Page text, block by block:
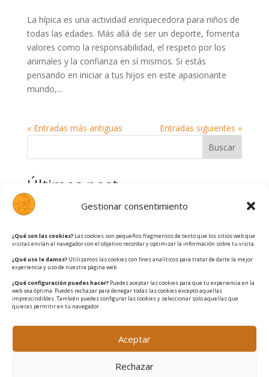
Gestionar consentimiento
¿Qué son las cookies? Las cookies son pequeños fragmentos de texto que los sitios web que
visitas envían al navegador con el objetivo recordar y optimizar la información sobre tu visita.
¿Qué uso le damos? Utilizamos las cookies con fines analíticos para tratar de darte la mejor
experiencia y uso de nuestra página web.
¿Qué configuración puedes hacer? Puedes aceptar las cookies para que tu experiencia en la
web sea óptima. Puedes rechazar para denegar todas las cookies excepto aquellas
imprescindibles. También puedes configurar las cookies y seleccionar solo aquellas que
quieras permitir en tu navegador.
Aceptar
Rechazar
La hípica es una actividad enriquecedora para niños de
todas las edades. Más allá de ser un deporte, fomenta
valores como la responsabilidad, el respeto por los
animales y la confianza en sí mismos. Si estás
pensando en iniciar a tus hijos en este apasionante
mundo,...
« Entradas más antiguas
Entradas siguientes »
Buscar
Últimos post
Cómo iniciarte en la equitación: consejos para
Equitación, naturaleza y confianza a pocos minutos de
¿Por qué montar a caballo en Zaragoza para
desconectar?
¿Valores de la equitación para los niños y